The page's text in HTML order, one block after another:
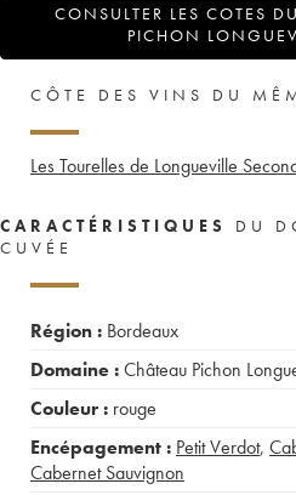
CONSULTER LES COTES
PICHON
CÔTE DES VINS DU
Les Tourelles de Longueville
CARACTÉRISTIQUES
DU
CUVÉE
Région : Bordeaux
Domaine :Château Pichon
Couleur : rouge
Encépagement : Petit Verdot,
Cabernet Sauvignon